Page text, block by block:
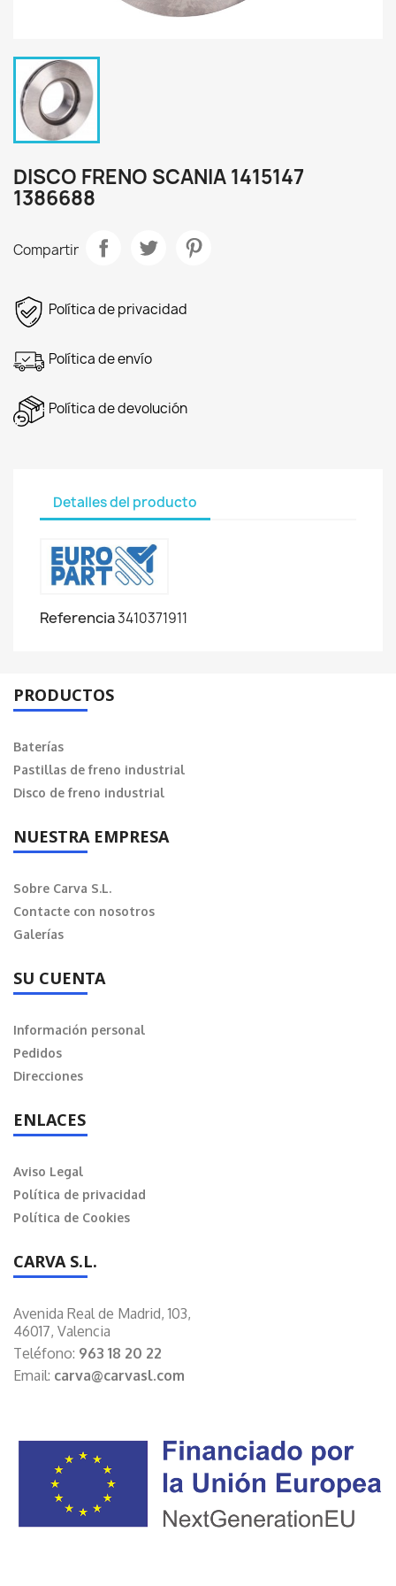
DISCO FRENO SCANIA 1415147
1386688
Compartir
Política de privacidad
Política de envío
Política de devolución
Detalles del producto
Referencia3410371911
PRODUCTOS
Baterías
Pastillas de freno industrial
Disco de freno industrial
NUESTRA EMPRESA
Sobre Carva S.L.
Contacte con nosotros
Galerías
SU CUENTA
Información personal
Pedidos
Direcciones
ENLACES
Aviso Legal
Política de privacidad
Política de Cookies
CARVA S.L.
Avenida Real de Madrid, 103,
46017, Valencia
Teléfono: 963 18 20 22
Email: carva@carvasl.com